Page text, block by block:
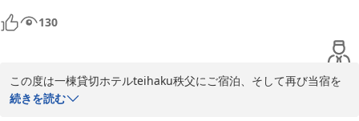
130
この度は一棟貸切ホテルteihaku秩父にご宿泊、そして再び当宿を
お選びいただき誠にありがとうございました。季節を変えてお越し
続きを読む